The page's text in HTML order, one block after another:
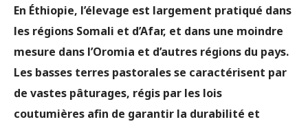
En Éthiopie, l’élevage est largement pratiqué dans
les régions Somali et d’Afar, et dans une moindre
mesure dans l’Oromia et d’autres régions du pays.
Les basses terres pastorales se caractérisent par
de vastes pâturages, régis par les lois
coutumières afin de garantir la durabilité et